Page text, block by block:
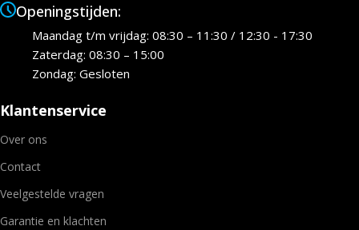
Openingstijden:
Maandag t/m vrijdag: 08:30 – 11:30 / 12:30 - 17:30
Zaterdag: 08:30 – 15:00
Zondag: Gesloten
Klantenservice
Over ons
Contact
Veelgestelde vragen
Garantie en klachten